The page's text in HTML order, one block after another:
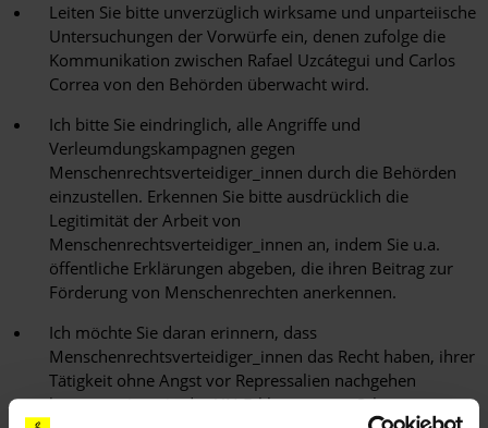
Leiten Sie bitte unverzüglich wirksame und unparteiische
Untersuchungen der Vorwürfe ein, denen zufolge die
Kommunikation zwischen Rafael Uzcátegui und Carlos
Correa von den Behörden überwacht wird.
Ich bitte Sie eindringlich, alle Angriffe und
Verleumdungskampagnen gegen
Menschenrechtsverteidiger_innen durch die Behörden
einzustellen. Erkennen Sie bitte ausdrücklich die
Legitimität der Arbeit von
Menschenrechtsverteidiger_innen an, indem Sie u.a.
öffentliche Erklärungen abgeben, die ihren Beitrag zur
Förderung von Menschenrechten anerkennen.
Ich möchte Sie daran erinnern, dass
Menschenrechtsverteidiger_innen das Recht haben, ihrer
Tätigkeit ohne Angst vor Repressalien nachgehen
können, wie es in der UN-Erklärung zum Schutz von